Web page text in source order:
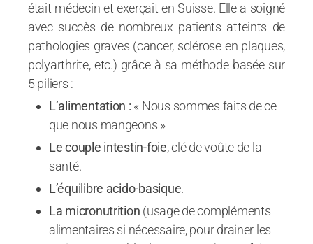
était médecin et exerçait en Suisse. Elle a soigné
avec succès de nombreux patients atteints de
pathologies graves (cancer, sclérose en plaques,
polyarthrite, etc.) grâce à sa méthode basée sur
5 piliers :
L’alimentation : « Nous sommes faits de ce
que nous mangeons »
Le couple intestin-foie, clé de voûte de la
santé.
L’équilibre acido-basique.
La micronutrition (usage de compléments
alimentaires si nécessaire, pour drainer les